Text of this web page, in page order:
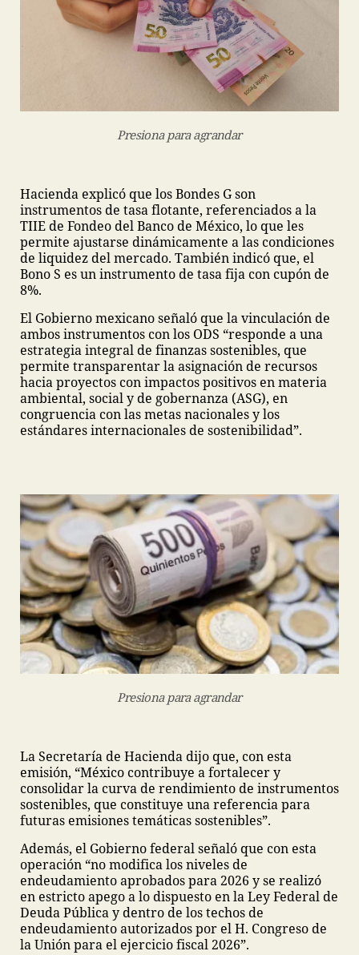
Presiona para agrandar
Hacienda explicó que los Bondes G son
instrumentos de tasa flotante, referenciados a la
TIIE de Fondeo del Banco de México, lo que les
permite ajustarse dinámicamente a las condiciones
de liquidez del mercado. También indicó que, el
Bono S es un instrumento de tasa fija con cupón de
8%.
El Gobierno mexicano señaló que la vinculación de
ambos instrumentos con los ODS “responde a una
estrategia integral de finanzas sostenibles, que
permite transparentar la asignación de recursos
hacia proyectos con impactos positivos en materia
ambiental, social y de gobernanza (ASG), en
congruencia con las metas nacionales y los
estándares internacionales de sostenibilidad”.
Presiona para agrandar
La Secretaría de Hacienda dijo que, con esta
emisión, “México contribuye a fortalecer y
consolidar la curva de rendimiento de instrumentos
sostenibles, que constituye una referencia para
futuras emisiones temáticas sostenibles”.
Además, el Gobierno federal señaló que con esta
operación “no modifica los niveles de
endeudamiento aprobados para 2026 y se realizó
en estricto apego a lo dispuesto en la Ley Federal de
Deuda Pública y dentro de los techos de
endeudamiento autorizados por el H. Congreso de
la Unión para el ejercicio fiscal 2026”.